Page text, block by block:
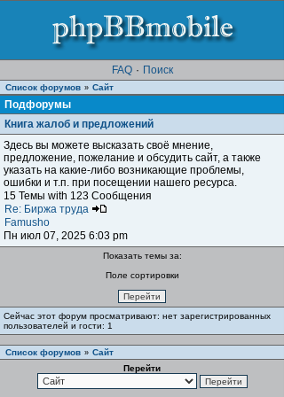
FAQ · Поиск
Список форумов » Сайт
Подфорумы
Книга жалоб и предложений
Здесь вы можете высказать своё мнение,
предложение, пожелание и обсудить сайт, а также
указать на какие-либо возникающие проблемы,
ошибки и т.п. при посещении нашего ресурса.
15 Темы with 123 Сообщения
Re: Биржа труда
Famusho
Пн июл 07, 2025 6:03 pm
Показать темы за:
Поле сортировки
Сейчас этот форум просматривают: нет зарегистрированных
пользователей и гости: 1
Список форумов » Сайт
Перейти